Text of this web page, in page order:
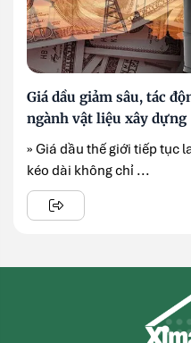
Giá dầu giảm sâu, tác
ngành vật liệu xây dựng
» Giá dầu thế giới tiếp tục
kéo dài không chỉ ...